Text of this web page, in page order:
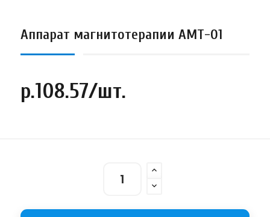
Аппарат магнитотерапии АМТ-01
р.108.57/шт.